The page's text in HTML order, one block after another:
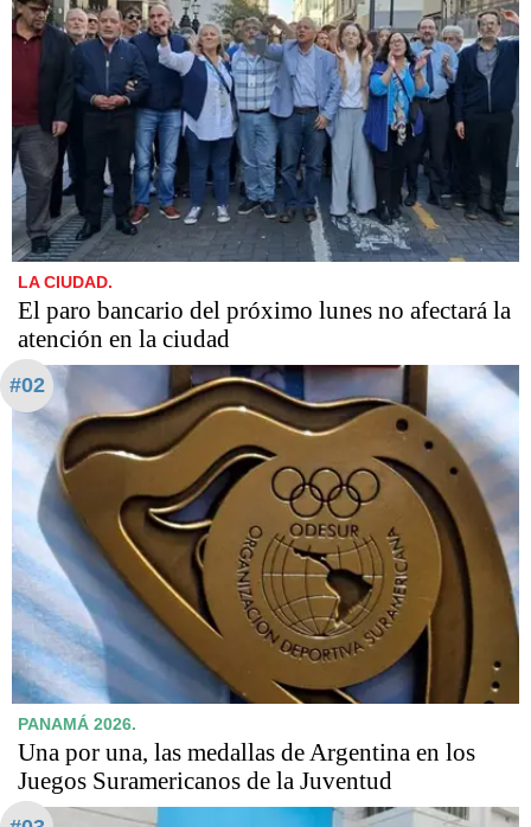
LA CIUDAD.
El paro bancario del próximo lunes no afectará la
atención en la ciudad
#02
PANAMÁ 2026.
Una por una, las medallas de Argentina en los
Juegos Suramericanos de la Juventud